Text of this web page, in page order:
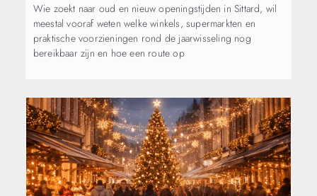
Wie zoekt naar oud en nieuw openingstijden in Sittard, wil
meestal vooraf weten welke winkels, supermarkten en
praktische voorzieningen rond de jaarwisseling nog
bereikbaar zijn en hoe een route op